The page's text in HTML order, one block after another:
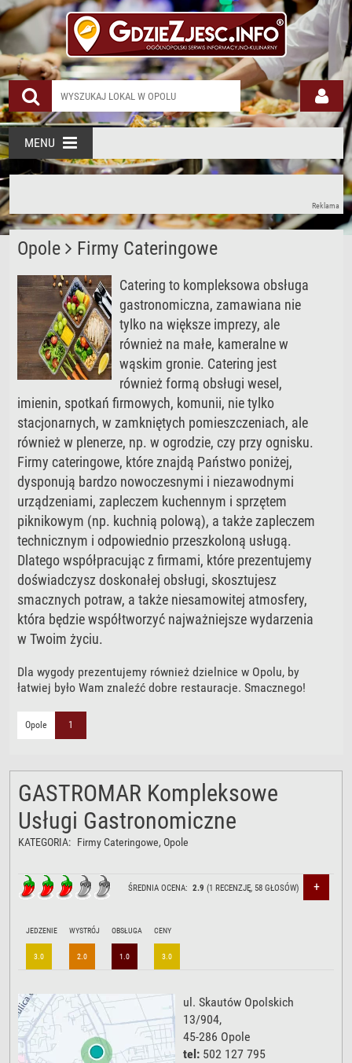
MENU
Reklama
Opole Firmy Cateringowe
Catering to kompleksowa obsługa
gastronomiczna, zamawiana nie
tylko na większe imprezy, ale
również na małe, kameralne w
wąskim gronie. Catering jest
również formą obsługi wesel,
imienin, spotkań firmowych, komunii, nie tylko
stacjonarnych, w zamkniętych pomieszczeniach, ale
również w plenerze, np. w ogrodzie, czy przy ognisku.
Firmy cateringowe, które znajdą Państwo poniżej,
dysponują bardzo nowoczesnymi i niezawodnymi
urządzeniami, zapleczem kuchennym i sprzętem
piknikowym (np. kuchnią polową), a także zapleczem
technicznym i odpowiednio przeszkoloną usługą.
Dlatego współpracując z firmami, które prezentujemy
doświadczysz doskonałej obsługi, skosztujesz
smacznych potraw, a także niesamowitej atmosfery,
która będzie współtworzyć najważniejsze wydarzenia
w Twoim życiu.
Dla wygody prezentujemy również dzielnice w Opolu, by
łatwiej było Wam znaleźć dobre restauracje. Smacznego!
Opole 1
GASTROMAR Kompleksowe
Usługi Gastronomiczne
KATEGORIA: Firmy Cateringowe, Opole
ŚREDNIA OCENA:2.9 (1 RECENZJĘ, 58 GŁOSÓW) +
JEDZENIE
3.0
WYSTRÓJ
2.0
OBSŁUGA
1.0
CENY
3.0
ul. Skautów Opolskich
13/904,
45-286 Opole
tel: 502 127 795